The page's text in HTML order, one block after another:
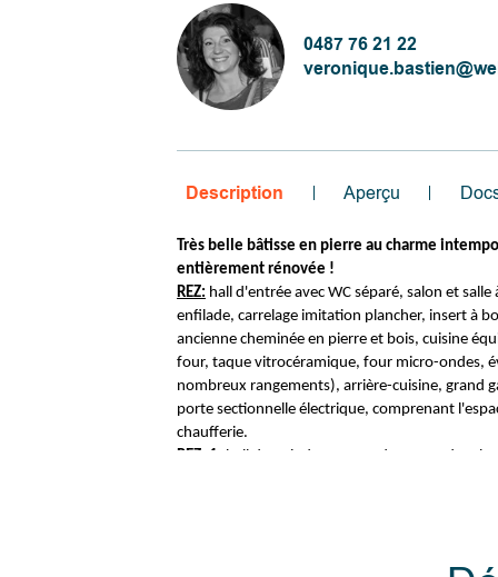
0487 76 21 22
Description Aperçu
Très belle bâtisse en pierre au charme
entièrement rénovée !
REZ: hall d'entrée avec WC séparé, salon et salle
enfilade, carrelage imitation plancher, insert à
ancienne cheminée en pierre et bois, cuisine
four, taque vitrocéramique, four micro-ondes,
nombreux rangements), arrière-cuisine, grand
porte sectionnelle électrique, comprenant
chaufferie.